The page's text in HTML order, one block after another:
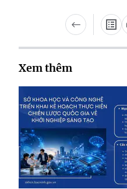
Xem thêm